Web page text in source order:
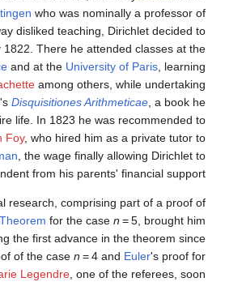
who was nominally a professor of
disliked teaching, Dirichlet decided to
1822. There he attended classes at the
and at the University of Paris, learning
among others, while undertaking
Disquisitiones Arithmeticae, a book he
life. In 1823 he was recommended to
Foy, who hired him as a private tutor to
, the wage finally allowing Dirichlet to
from his parents' financial support.
research, comprising part of a proof of
for the case n = 5, brought him
the first advance in the theorem since
of the case n = 4 and Euler's proof for
Legendre, one of the referees, soon